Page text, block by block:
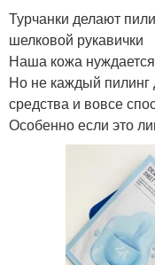
Турчанки делают
шелковой рукавички
Наша кожа
Но не каждый пилинг
средства и вовсе
Особенно если это